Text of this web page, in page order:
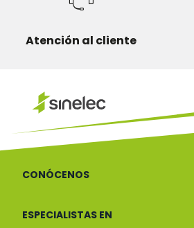
Atención al cliente
CONÓCENOS
ESPECIALISTAS EN